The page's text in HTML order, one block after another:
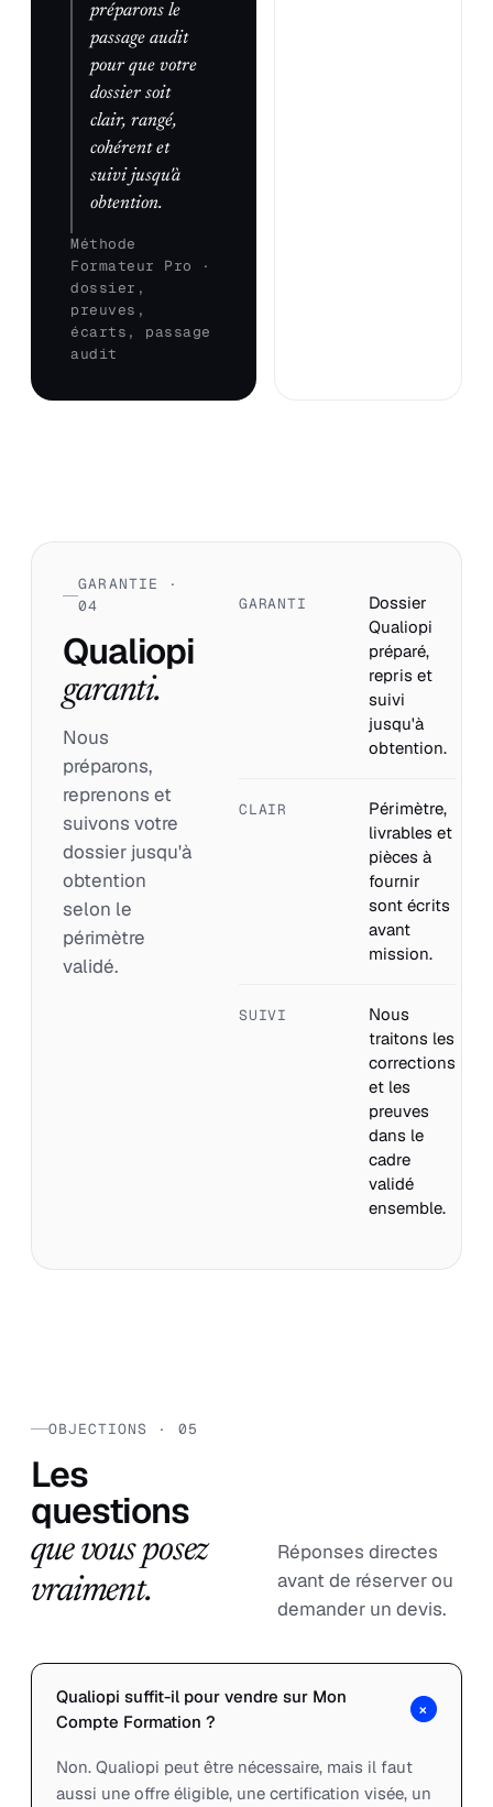
préparons le
passage audit
pour que votre
dossier soit
clair, rangé,
cohérent et
suivi jusqu'à
obtention.
Méthode
Formateur Pro ·
dossier,
preuves,
écarts, passage
audit
GARANTIE ·
04
Qualiopi
garanti.
Nous
préparons,
reprenons et
suivons votre
dossier jusqu'à
obtention
selon le
périmètre
validé.
GARANTI
Dossier
Qualiopi
préparé,
repris et
suivi
jusqu'à
obtention.
CLAIR
Périmètre,
livrables et
pièces à
fournir
sont écrits
avant
mission.
SUIVI
Nous
traitons les
corrections
et les
preuves
dans le
cadre
validé
ensemble.
OBJECTIONS · 05
Les
questions
que vous posez
vraiment.
Réponses directes
avant de réserver ou
demander un devis.
Qualiopi suffit-il pour vendre sur Mon
Compte Formation ?
+
Non. Qualiopi peut être nécessaire, mais il faut
aussi une offre éligible, une certification visée, un